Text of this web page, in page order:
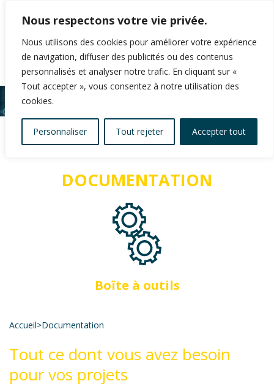
Nous respectons votre vie privée.
Nous utilisons des cookies pour améliorer votre expérience
de navigation, diffuser des publicités ou des contenus
personnalisés et analyser notre trafic. En cliquant sur «
Tout accepter », vous consentez à notre utilisation des
cookies.
Personnaliser Tout rejeter Accepter tout
DOCUMENTATION
Boîte à outils
Accueil>Documentation
Tout ce dont vous avez besoin
pour vos projets